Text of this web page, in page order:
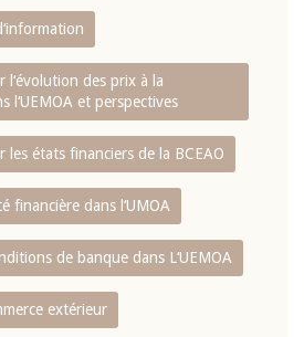
l‘évolution des prix à la
l‘UEMOA et perspectives
les états financiers de la BCEAO
financière dans l‘UMOA
de banque dans L‘UEMOA
extérieur